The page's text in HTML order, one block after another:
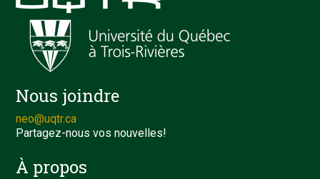
Nous joindre
neo@uqtr.ca
Partagez-nous vos nouvelles!
À propos